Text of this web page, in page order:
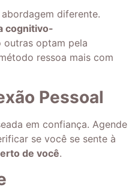
diferente.
cognitivo-
outras optam pela
ressoa mais com
Pessoal
em confiança. Agende
se você se sente à
de você.